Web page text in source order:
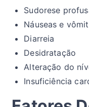
Sudorese
Náuseas e
Diarreia
Desidratação
Alteração do
Insuficiência